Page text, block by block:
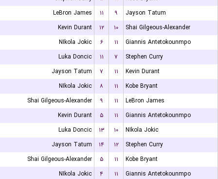
LeBron James
۱۱ ۹
Jayson Tatum
Kevin Durant
۱۲ ۱۰
Shai Gilgeous-Alexander
NIkola Jokic
۶ ۱۱
Giannis Antetokounmpo
Luka Doncic
۱۱ ۷
Stephen Curry
Jayson Tatum
۷ ۱۱
Kevin Durant
NIkola Jokic
۸ ۱۱
Kobe Bryant
Shai Gilgeous-Alexander
۹ ۱۱
LeBron James
Kevin Durant
۵ ۱۱
Giannis Antetokounmpo
Luka Doncic
۱۳ ۱۰
NIkola Jokic
Jayson Tatum
۱۴ ۱۲
Stephen Curry
Shai Gilgeous-Alexander
۵ ۱۱
Kobe Bryant
NIkola Jokic
۴ ۱۱
Giannis Antetokounmpo